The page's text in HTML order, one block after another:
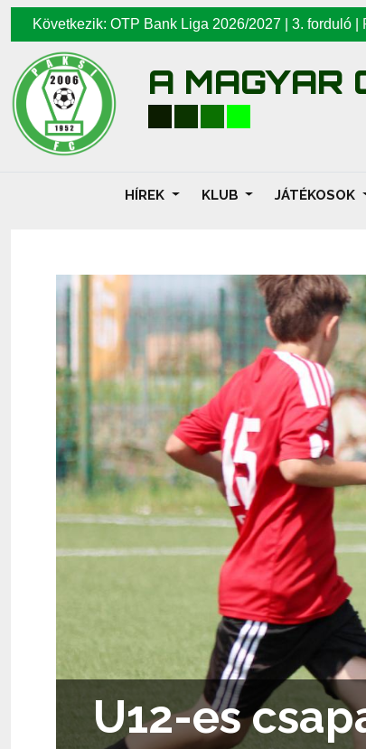
Következik: OTP Bank Liga 2026/2027 | 3. forduló |
A MAGYAR
HÍREK KLUB JÁTÉKOSOK
U12-es